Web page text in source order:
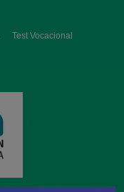
Test Vocacional